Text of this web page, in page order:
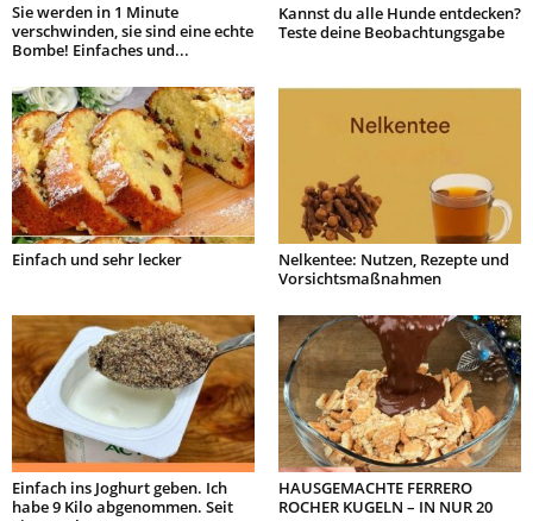
Sie werden in 1 Minute
verschwinden, sie sind eine echte
Bombe! Einfaches und...
Kannst du alle Hunde entdecken?
Teste deine Beobachtungsgabe
Einfach und sehr lecker
Nelkentee: Nutzen, Rezepte und
Vorsichtsmaßnahmen
Einfach ins Joghurt geben. Ich
habe 9 Kilo abgenommen. Seit
HAUSGEMACHTE FERRERO
ROCHER KUGELN – IN NUR 20